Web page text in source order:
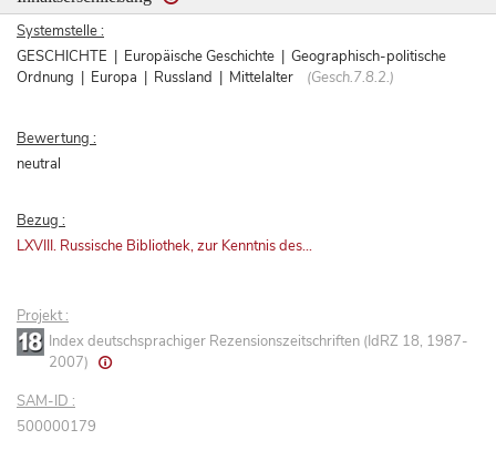
Systemstelle :
GESCHICHTE | Europäische Geschichte | Geographisch-politische
Ordnung | Europa | Russland | Mittelalter
(Gesch.7.8.2.)
Bewertung :
neutral
Bezug :
LXVIII. Russische Bibliothek, zur Kenntnis des...
Projekt :
Index deutschsprachiger Rezensionszeitschriften (IdRZ 18, 1987-
2007)
SAM-ID :
500000179